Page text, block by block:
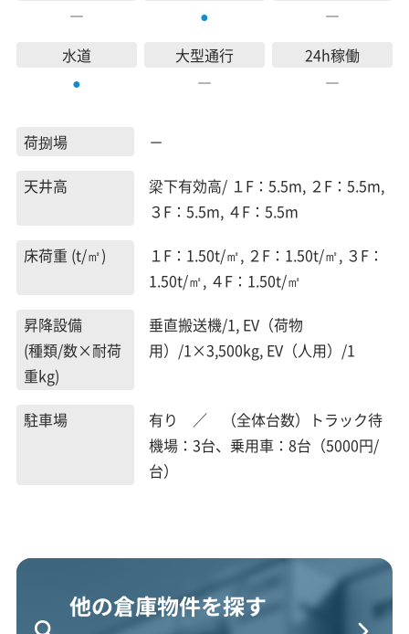
―
●
―
水道
●
大型通行
―
24h稼働
―
荷捌場
－
天井高
梁下有効高/ １F：5.5m, ２F：5.5m,
３F：5.5m, ４F：5.5m
床荷重 (t/㎡)
１F：1.50t/㎡, ２F：1.50t/㎡, ３F：
1.50t/㎡, ４F：1.50t/㎡
昇降設備
(種類/数×耐荷
重kg)
垂直搬送機/1, EV（荷物
用）/1×3,500kg, EV（人用）/1
駐車場
有り ／ （全体台数）トラック待
機場：3台、乗用車：8台（5000円/
台）
他の倉庫物件を探す